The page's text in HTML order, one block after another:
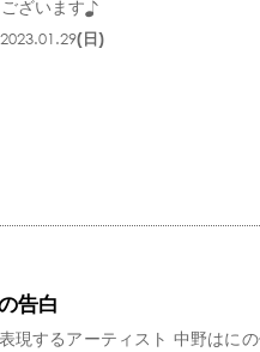
ざいます♪
2023.01.29(日)
告白
現するアーティスト 中野はに